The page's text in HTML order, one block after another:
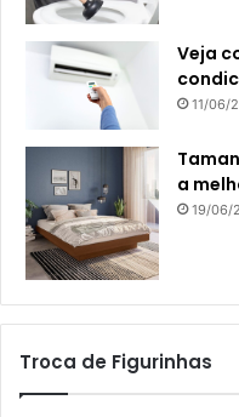
Veja
11/06/
a
19/06/
Troca de Figurinhas